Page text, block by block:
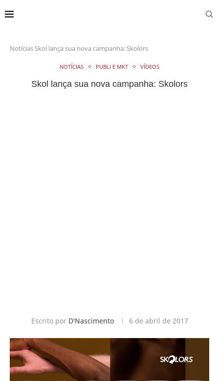
NotíciasSkol lança sua nova campanha: Skolors
NOTÍCIAS PUBLI E MKT VÍDEOS
Skol lança sua nova campanha: Skolors
Escrito por D'Nascimento 6 de abril de 2017